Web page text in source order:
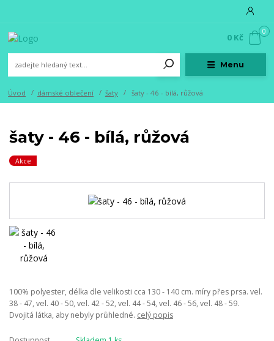
Menu
0
0 Kč
Úvod dámské oblečení šaty šaty - 46 - bílá, růžová
šaty - 46 - bílá, růžová
Akce
100% polyester, délka dle velikosti cca 130 - 140 cm. míry přes prsa. vel.
38 - 47, vel. 40 - 50, vel. 42 - 52, vel. 44 - 54, vel. 46 - 56, vel. 48 - 59.
Dvojitá látka, aby nebyly průhledné. celý popis